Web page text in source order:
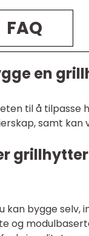
FAQ
en
til å
samt
bygge selv,
og